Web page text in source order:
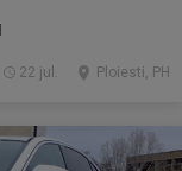
Ploiesti, PH
22 jul.